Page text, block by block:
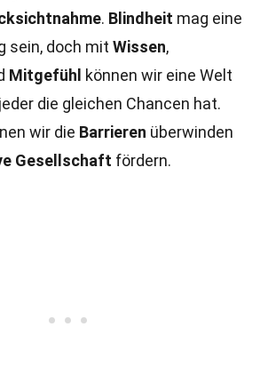
. Blindheit mag eine
sein, doch mit Wissen,
Mitgefühl können wir eine Welt
die gleichen Chancen hat.
wir die Barrieren überwinden
Gesellschaft fördern.